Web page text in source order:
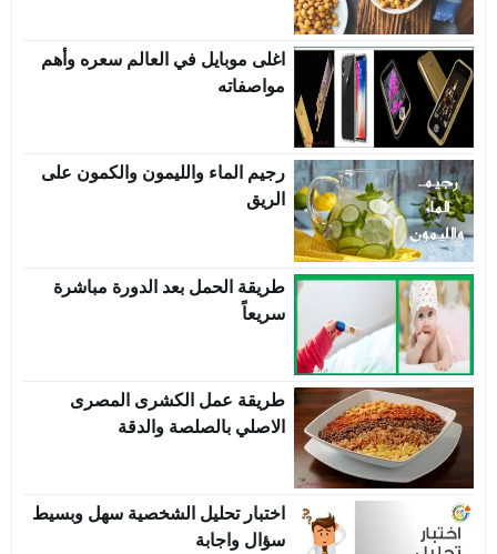
اغلى موبايل في العالم سعره وأهم
مواصفاته
رجيم الماء والليمون والكمون على
الريق
طريقة الحمل بعد الدورة مباشرة
سريعاً
طريقة عمل الكشرى المصرى
الاصلي بالصلصة والدقة
اختبار تحليل الشخصية سهل وبسيط
سؤال واجابة